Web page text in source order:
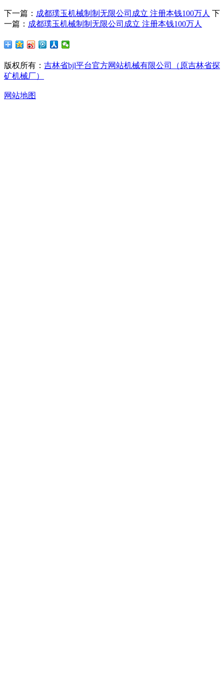
下一篇： 成都璞玉机械制制无限公司成立 注册本钱100万人 下
一篇： 成都璞玉机械制制无限公司成立 注册本钱100万人
版权所有： 吉林省bjl平台官方网站机械有限公司（原吉林省探
矿机械厂）
网站地图